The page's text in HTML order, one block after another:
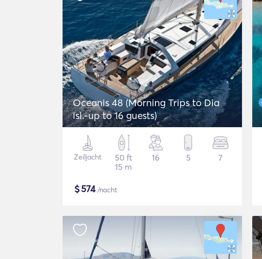
Oceanis 48 (Morning Trips to Dia
isl.-up to 16 guests)
Zeiljacht
50 ft
15 m
16 5 7
$574/nacht